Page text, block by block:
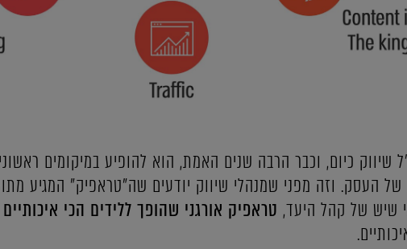
כיום, וכבר הרבה שנים האמת, הוא להופיע במיקומים
של העסק. וזה מפני שמנהלי שיווק יודעים שה"טראפיק" המגיע
שיש של קהל היעד, טראפיק אורגני שהופך ללידים הכי איכותיים